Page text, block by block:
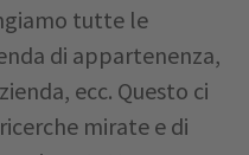
tutte le
di appartenenza,
ecc. Questo ci
mirate e di